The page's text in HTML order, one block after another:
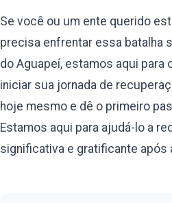
Se você ou um ente querido
precisa enfrentar essa batalha
do Aguapeí, estamos aqui
iniciar sua jornada de
hoje mesmo e dê o primeiro
Estamos aqui para ajudá-lo a
significativa e gratificante após